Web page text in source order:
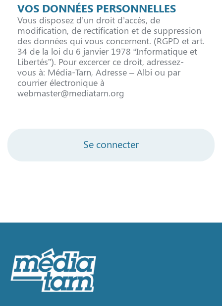
Se connecter
VOS DONNÉES PERSONNELLES
Vous disposez d’un droit d’accès, de
modification, de rectification et de suppression
des données qui vous concernent. (RGPD et art.
34 de la loi du 6 janvier 1978 “Informatique et
Libertés”). Pour excercer ce droit, adressez-
vous à: Média-Tarn, Adresse – Albi ou par
courrier électronique à
webmaster@mediatarn.org